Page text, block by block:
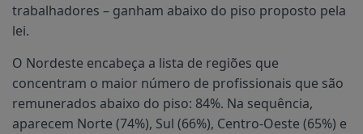
trabalhadores – ganham abaixo do piso proposto pela
lei.
O Nordeste encabeça a lista de regiões que
concentram o maior número de profissionais que são
remunerados abaixo do piso: 84%. Na sequência,
aparecem Norte (74%), Sul (66%), Centro-Oeste (65%) e